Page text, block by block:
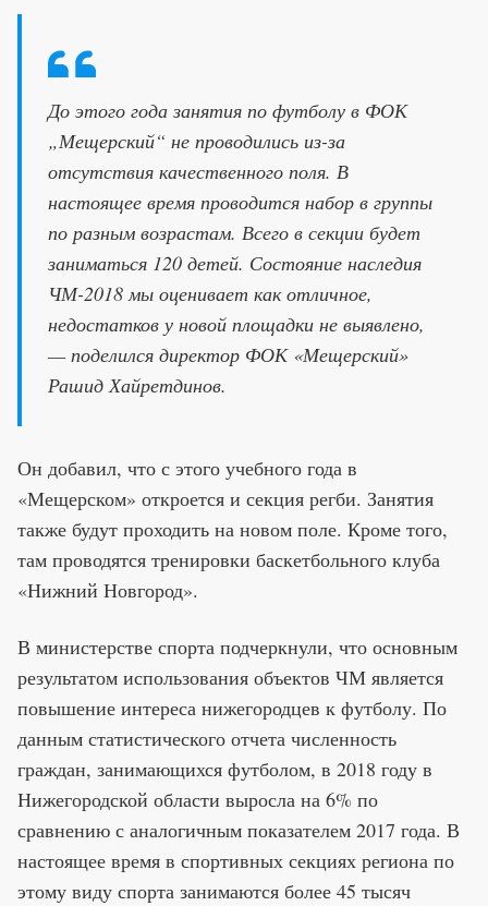
До этого года занятия по футболу в ФОК
„Мещерский“ не проводились из-за
отсутствия качественного поля. В
настоящее время проводится набор в группы
по разным возрастам. Всего в секции будет
заниматься 120 детей. Состояние наследия
ЧМ-2018 мы оценивает как отличное,
недостатков у новой площадки не выявлено,
— поделился директор ФОК «Мещерский»
Рашид Хайретдинов.
Он добавил, что с этого учебного года в
«Мещерском» откроется и секция регби. Занятия
также будут проходить на новом поле. Кроме того,
там проводятся тренировки баскетбольного клуба
«Нижний Новгород».
В министерстве спорта подчеркнули, что основным
результатом использования объектов ЧМ является
повышение интереса нижегородцев к футболу. По
данным статистического отчета численность
граждан, занимающихся футболом, в 2018 году в
Нижегородской области выросла на 6% по
сравнению с аналогичным показателем 2017 года. В
настоящее время в спортивных секциях региона по
этому виду спорта занимаются более 45 тысяч